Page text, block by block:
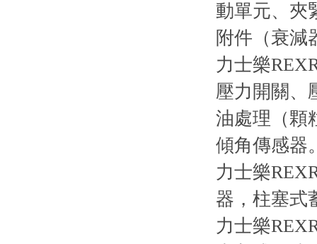
動單元、夾
附件（衰減
力士樂
壓力開關、
油處理（顆
傾角傳感器
力士樂
器，柱塞式
力士樂